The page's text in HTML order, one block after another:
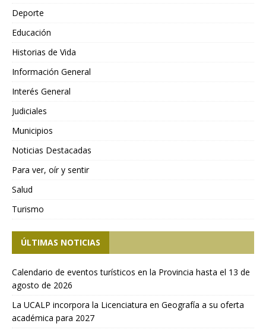
Deporte
Educación
Historias de Vida
Información General
Interés General
Judiciales
Municipios
Noticias Destacadas
Para ver, oír y sentir
Salud
Turismo
ÚLTIMAS NOTICIAS
Calendario de eventos turísticos en la Provincia hasta el 13 de
agosto de 2026
La UCALP incorpora la Licenciatura en Geografía a su oferta
académica para 2027